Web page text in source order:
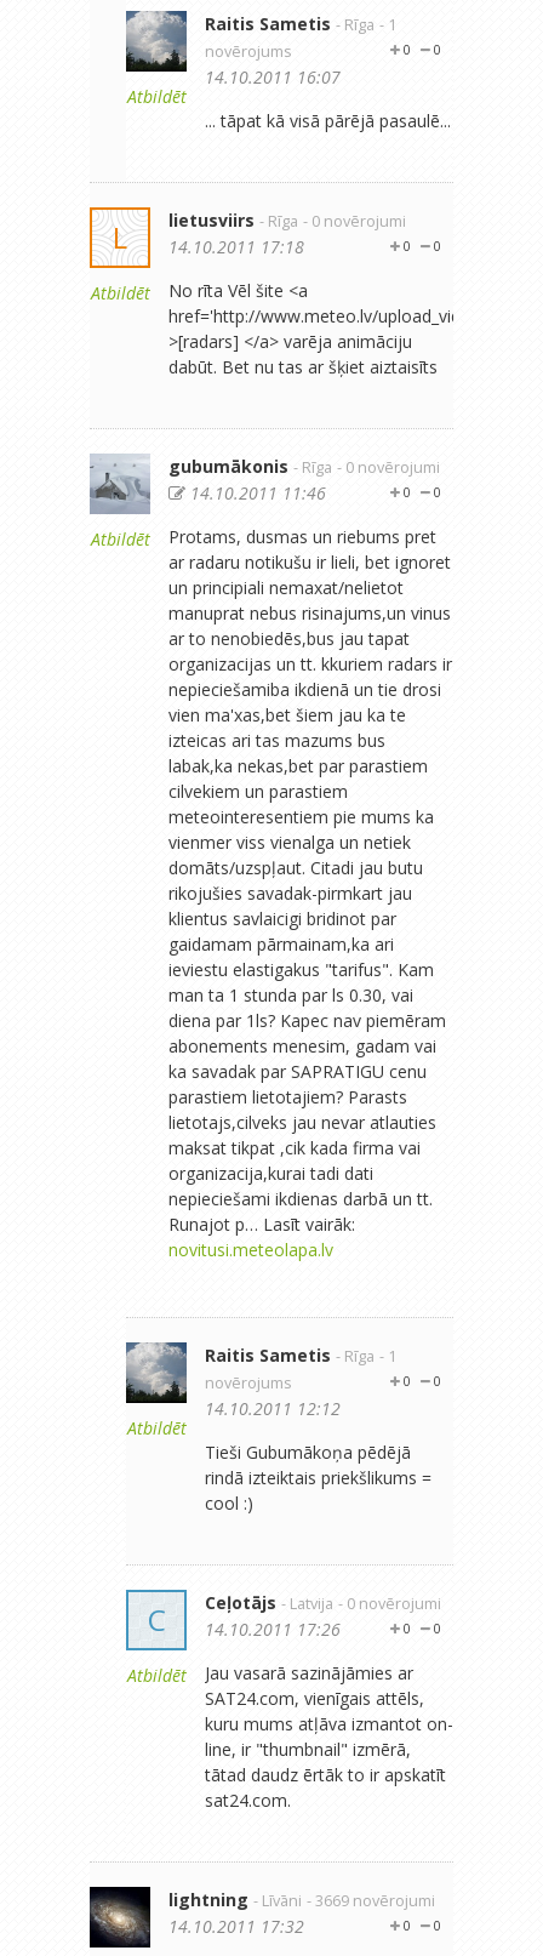
Atbildēt
Raitis Sametis - Rīga - 1
novērojums
0
0
14.10.2011 16:07
... tāpat kā visā pārējā pasaulē...
L
Atbildēt
lietusviirs - Rīga - 0 novērojumi
0
0
14.10.2011 17:18
No rīta Vēl šite <a
href='http://www.meteo.lv/upload_video/
>[radars] </a> varēja animāciju
dabūt. Bet nu tas ar šķiet aiztaisīts
Atbildēt
gubumākonis - Rīga - 0 novērojumi
0
0
14.10.2011 11:46
Protams, dusmas un riebums pret
ar radaru notikušu ir lieli, bet ignoret
un principiali nemaxat/nelietot
manuprat nebus risinajums,un vinus
ar to nenobiedēs,bus jau tapat
organizacijas un tt. kkuriem radars ir
nepieciešamiba ikdienā un tie drosi
vien ma'xas,bet šiem jau ka te
izteicas ari tas mazums bus
labak,ka nekas,bet par parastiem
cilvekiem un parastiem
meteointeresentiem pie mums ka
vienmer viss vienalga un netiek
domāts/uzspļaut. Citadi jau butu
rikojušies savadak-pirmkart jau
klientus savlaicigi bridinot par
gaidamam pārmainam,ka ari
ieviestu elastigakus "tarifus". Kam
man ta 1 stunda par ls 0.30, vai
diena par 1ls? Kapec nav piemēram
abonements menesim, gadam vai
ka savadak par SAPRATIGU cenu
parastiem lietotajiem? Parasts
lietotajs,cilveks jau nevar atlauties
maksat tikpat ,cik kada firma vai
organizacija,kurai tadi dati
nepieciešami ikdienas darbā un tt.
Runajot p… Lasīt vairāk:
novitusi.meteolapa.lv
Atbildēt
Raitis Sametis - Rīga - 1
novērojums
0
0
14.10.2011 12:12
Tieši Gubumākoņa pēdējā
rindā izteiktais priekšlikums =
cool :)
C
Atbildēt
Ceļotājs - Latvija - 0 novērojumi
0
0
14.10.2011 17:26
Jau vasarā sazinājāmies ar
SAT24.com, vienīgais attēls,
kuru mums atļāva izmantot on-
line, ir "thumbnail" izmērā,
tātad daudz ērtāk to ir apskatīt
sat24.com.
lightning - Līvāni - 3669 novērojumi
0
0
14.10.2011 17:32